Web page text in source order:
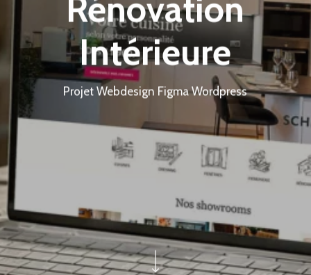
Rénovation
Intérieure
Projet Webdesign Figma Wordpress